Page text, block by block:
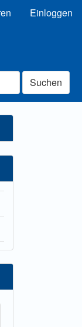
Einloggen
Suchen